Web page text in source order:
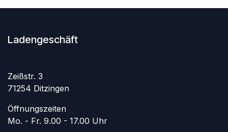
Ladengeschäft
Zeißstr. 3
71254 Ditzingen
Öffnungszeiten
Mo. - Fr. 9.00 - 17.00 Uhr